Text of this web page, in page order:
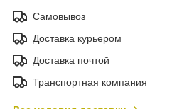
Самовывоз
Доставка курьером
Доставка почтой
Транспортная компания